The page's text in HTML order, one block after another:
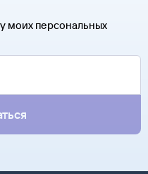
моих персональных